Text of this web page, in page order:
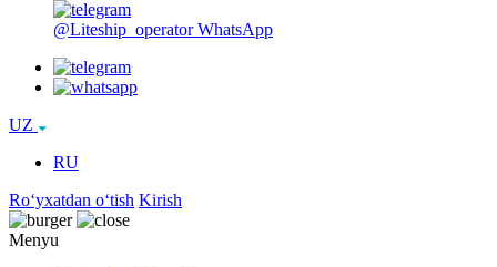
@Liteship_operator WhatsApp
UZ
RU
Roʻyxatdan oʻtish Kirish
Menyu